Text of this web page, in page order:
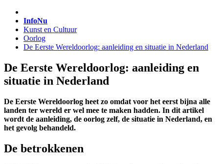
InfoNu
Kunst en Cultuur
Oorlog
De Eerste Wereldoorlog: aanleiding en situatie in Nederland
De Eerste Wereldoorlog: aanleiding en
situatie in Nederland
De Eerste Wereldoorlog heet zo omdat voor het eerst bijna alle
landen ter wereld er wel mee te maken hadden. In dit artikel
wordt de aanleiding, de oorlog zelf, de situatie in Nederland, en
het gevolg behandeld.
De betrokkenen